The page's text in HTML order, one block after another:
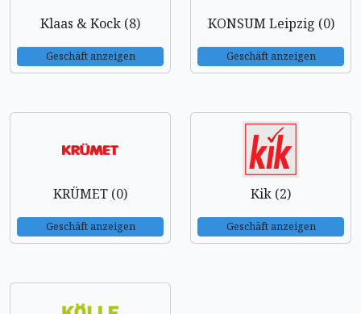
Klaas & Kock (8)
Geschäft anzeigen
KONSUM Leipzig (0)
Geschäft anzeigen
KRÜMET (0)
Geschäft anzeigen
Kik (2)
Geschäft anzeigen